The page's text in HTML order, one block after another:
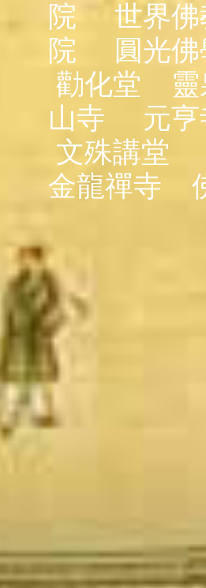
院
世界
院
圓光
勸化堂
山寺
元亨
文殊講堂
金龍禪寺